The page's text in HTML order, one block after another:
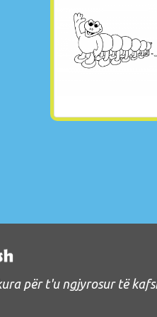
për t'u ngjyrosur të